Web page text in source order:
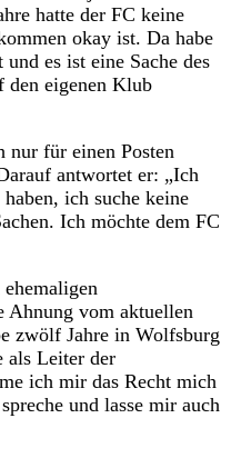
hatte der FC keine
okay ist. Da habe
es ist eine Sache des
den eigenen Klub
nur für einen Posten
antwortet er: „Ich
ich suche keine
Ich möchte dem FC
Ahnung vom aktuellen
zwölf Jahre in Wolfsburg
als Leiter der
ich mir das Recht mich
und lasse mir auch